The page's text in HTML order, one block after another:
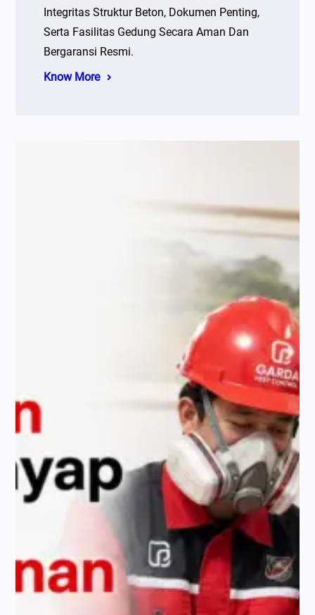
Integritas Struktur Beton, Dokumen Penting,
Serta Fasilitas Gedung Secara Aman Dan
Bergaransi Resmi.
Know More